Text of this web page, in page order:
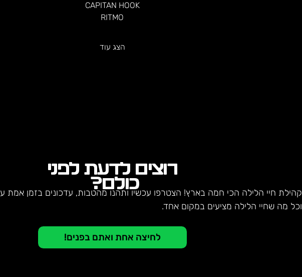
CAPITAN HOOK
RITMO
הצג עוד
רוצים לדעת לפני
כולם?
קהילת חיי הלילה הכי חמה בארץ! הצטרפו עכשיו ותהנו מהטבות, עדכונים בזמן אמת
וכל מה שחיי הלילה מציעים במקום אחד.
לחיצה אחת ואתם בפנים!